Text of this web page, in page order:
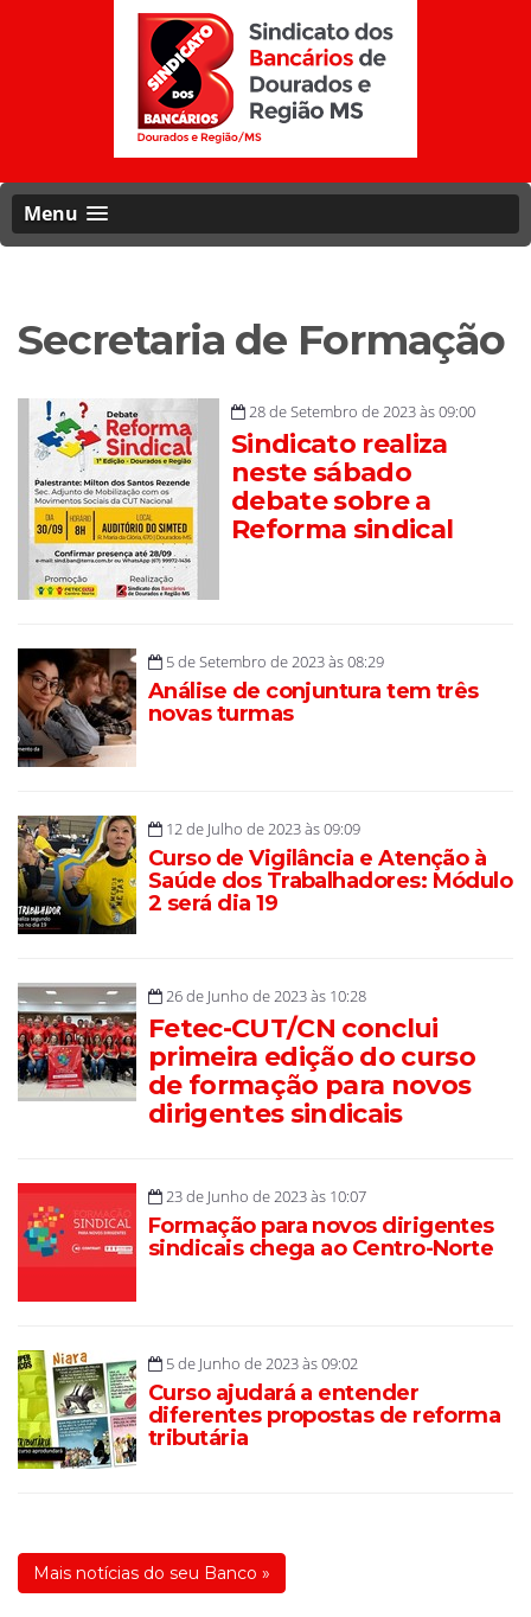
Menu
Secretaria de Formação
28 de Setembro de 2023 às 09:00
Sindicato realiza
neste sábado
debate sobre a
Reforma sindical
5 de Setembro de 2023 às 08:29
Análise de conjuntura tem três
novas turmas
12 de Julho de 2023 às 09:09
Curso de Vigilância e Atenção à
Saúde dos Trabalhadores: Módulo
2 será dia 19
26 de Junho de 2023 às 10:28
Fetec-CUT/CN conclui
primeira edição do curso
de formação para novos
dirigentes sindicais
23 de Junho de 2023 às 10:07
Formação para novos dirigentes
sindicais chega ao Centro-Norte
5 de Junho de 2023 às 09:02
Curso ajudará a entender
diferentes propostas de reforma
tributária
Mais notícias do seu Banco »